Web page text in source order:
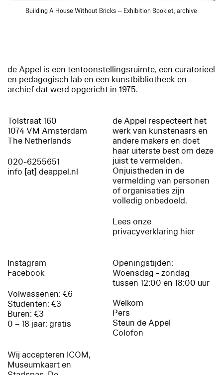
Building A House Without Bricks — Exhibition Booklet, archive
de Appel is een tentoonstellingsruimte, een curatorieel
en pedagogisch lab en een kunstbibliotheek en -
archief dat werd opgericht in 1975.
Tolstraat 160
1074 VM Amsterdam
The Netherlands
020-6255651
info [at] deappel.nl
de Appel respecteert het
werk van kunstenaars en
andere makers en doet
haar uiterste best om deze
juist te vermelden.
Onjuistheden in de
vermelding van personen
of organisaties zijn
volledig onbedoeld.
Lees onze
privacyverklaring hier
Instagram
Facebook
Volwassenen: €6
Studenten: €3
Buren: €3
0 – 18 jaar: gratis
Wij accepteren ICOM,
Museumkaart en
Openingstijden:
Woensdag - zondag
tussen 12:00 en 18:00 uur
Welkom
Pers
Steun de Appel
Colofon